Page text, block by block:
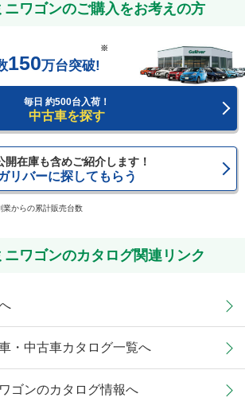
ニワゴンのご購入をお考えの方
150万台突破!
※
毎日 約500台入荷！
中古車を探す
開在庫も含めご紹介します！
リバーに探してもらう
からの累計販売台数
ニワゴンのカタログ関連リンク
・中古車カタログ一覧へ
ゴンのカタログ情報へ